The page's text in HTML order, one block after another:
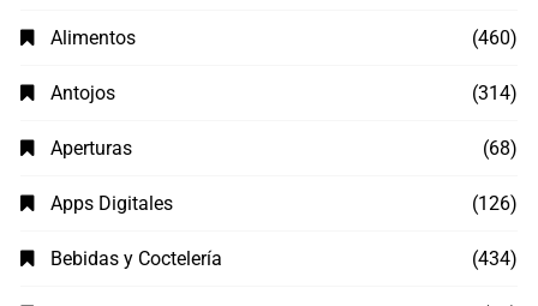
Alimentos (460)
Antojos (314)
Aperturas (68)
Apps Digitales (126)
Bebidas y Coctelería (434)